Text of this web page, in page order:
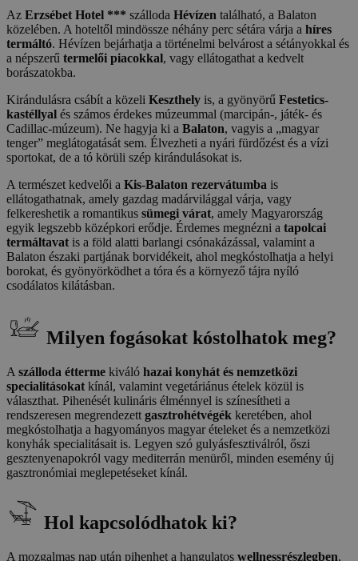
Az Erzsébet Hotel *** szálloda Hévízen található, a Balaton
közelében. A hoteltől mindössze néhány perc sétára várja a híres
termáltó. Hévízen bejárhatja a történelmi belvárost a sétányokkal és
a népszerű termelői piacokkal, vagy ellátogathat a kedvelt
borászatokba.
Kirándulásra csábít a közeli Keszthely is, a gyönyörű Festetics-
kastéllyal és számos érdekes múzeummal (marcipán-, játék- és
Cadillac-múzeum). Ne hagyja ki a Balaton, vagyis a „magyar
tenger” meglátogatását sem. Élvezheti a nyári fürdőzést és a vízi
sportokat, de a tó körüli szép kirándulásokat is.
A természet kedvelői a Kis-Balaton rezervátumba is
ellátogathatnak, amely gazdag madárvilággal várja, vagy
felkereshetik a romantikus sümegi várat, amely Magyarország
egyik legszebb középkori erődje. Érdemes megnézni a tapolcai
termáltavat is a föld alatti barlangi csónakázással, valamint a
Balaton északi partjának borvidékeit, ahol megkóstolhatja a helyi
borokat, és gyönyörködhet a tóra és a környező tájra nyíló
csodálatos kilátásban.
Milyen fogásokat kóstolhatok meg?
A szálloda étterme kiváló hazai konyhát és nemzetközi
specialitásokat kínál, valamint vegetáriánus ételek közül is
választhat. Pihenését kulináris élménnyel is színesítheti a
rendszeresen megrendezett gasztrohétvégék keretében, ahol
megkóstolhatja a hagyományos magyar ételeket és a nemzetközi
konyhák specialitásait is. Legyen szó gulyásfesztiválról, őszi
gesztenyenapokról vagy mediterrán menüről, minden esemény új
gasztronómiai meglepetéseket kínál.
Hol kapcsolódhatok ki?
A mozgalmas nap után pihenhet a hangulatos wellnessrészlegben,